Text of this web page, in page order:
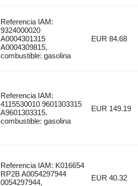
Referencia IAM:
9324000020
A0004301315
A0004309815,
combustible: gasolina
EUR 84.68
Referencia IAM:
4115530010 9601303315
A9601303315,
combustible: gasolina
EUR 149.19
Referencia IAM: K016654
RP2B A0054297944
0054297944,
EUR 40.32